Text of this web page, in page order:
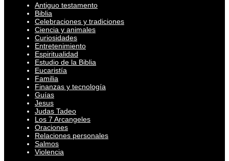
Antiguo testamento
Biblia
Celebraciones y tradiciones
Ciencia y animales
Curiosidades
Entretenimiento
Espiritualidad
Estudio de la Biblia
Eucaristía
Familia
Finanzas y tecnología
Guías
Jesus
Judas Tadeo
Los 7 Arcangeles
Oraciones
Relaciones personales
Salmos
Violencia